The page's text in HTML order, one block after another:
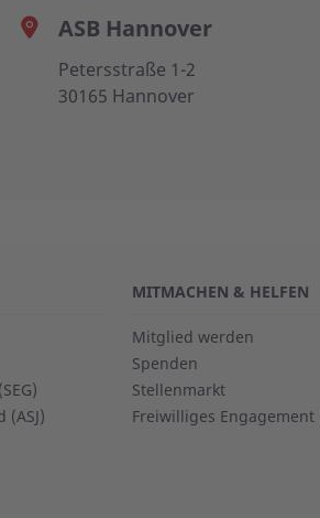
ASB Hannover
Petersstraße 1-2
30165 Hannover
MITMACHEN & HELFEN
Mitglied werden
Spenden
Stellenmarkt
Freiwilliges Engagement